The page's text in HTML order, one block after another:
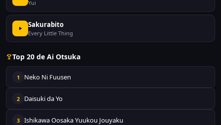
Yui
Sakurabito
Every Little Thing
Top 20 de Ai Otsuka
1 Neko Ni Fuusen
2 Daisuki da Yo
3 Ishikawa Oosaka Yuukou Jouyaku